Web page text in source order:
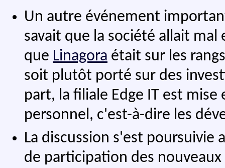
Un autre événement
savait que la société allait mal
que Linagora était sur les
soit plutôt porté sur des
part, la filiale Edge IT est
personnel, c'est-à-dire les
La discussion s'est poursuivie
de participation des